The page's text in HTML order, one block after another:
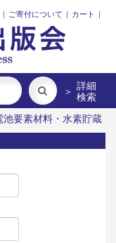
| ご寄付について | カート |
＞ 詳細
検索
池要素材料・水素貯蔵
の細菌学者たち
レ
体力学
近代日本に